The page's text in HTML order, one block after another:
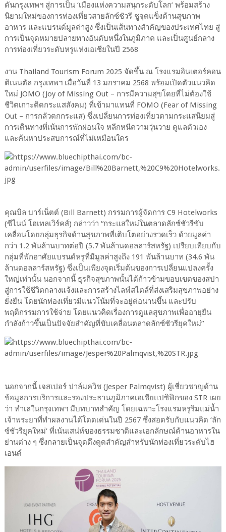
ดันกรุงเทพฯ สู่การเป็น ‘เมืองแห่งความสนุกระดับโลก’ พร้อมสร้าง
นิยามใหม่ของการท่องเที่ยวสายลักซ์ชัวรี ชูจุดแข็งด้านสุขภาพ
อาหาร และแบรนด์มูลค่าสูง ซึ่งเป็นเส้นทางสำคัญของประเทศไทย สู่
การเป็นจุดหมายปลายทางอันดับหนึ่งในภูมิภาค และเป็นศูนย์กลาง
การท่องเที่ยวระดับหรูแห่งเอเชียในปี 2568
งาน Thailand Tourism Forum 2025 จัดขึ้น ณ โรงแรมอินเตอร์คอน
ติเนนตัล กรุงเทพฯ เมื่อวันที่ 13 มกราคม 2568 พร้อมเปิดตัวแนวคิด
ใหม่ JOMO (Joy of Missing Out – การมีความสุขโดยที่ไม่ต้องใช้
ชีวิตเกาะติดกระแสสังคม) ที่เข้ามาแทนที่ FOMO (Fear of Missing
Out – การกลัวตกกระแส) ซึ่งเปลี่ยนการท่องเที่ยวตามกระแสนิยมสู่
การเดินทางที่เน้นการพักผ่อนใจ หลีกหนีความวุ่นวาย ดูแลตัวเอง
และค้นหาประสบการณ์ที่ไม่เหมือนใคร
คุณบิล บาร์เน็ตต์ (Bill Barnett) กรรมการผู้จัดการ C9 Hotelworks
(ซีไนน์ โฮเทลเวิร์คส์) กล่าวว่า “กระแสใหม่ในตลาดลักซ์ชัวรีขับ
เคลื่อนโดยกลุ่มธุรกิจด้านสุขภาพที่เติบโตอย่างรวดเร็ว ด้วยมูลค่า
กว่า 1.2 พันล้านบาทต่อปี (5.7 พันล้านดอลลาร์สหรัฐ) เปรียบเทียบกับ
กลุ่มที่พักอาศัยแบรนด์หรูที่มีมูลค่าสูงถึง 191 พันล้านบาท (34.6 พัน
ล้านดอลลาร์สหรัฐ) ซึ่งเป็นเพียงจุดเริ่มต้นของการเปลี่ยนแปลงครั้ง
ใหญ่เท่านั้น นอกจากนี้ ธุรกิจสุขภาพนั้นได้ก้าวข้ามขอบเขตของสปา
สู่การใช้ชีวิตกลางแจ้งและการสร้างไลฟ์สไตล์ที่ส่งเสริมสุขภาพอย่าง
ยั่งยืน โดยนักท่องเที่ยวมีแนวโน้มที่จะอยู่ต่อนานขึ้น และปรับ
พฤติกรรมการใช้จ่าย โดยแนวคิดเรื่องการดูแลสุขภาพเพื่ออายุยืน
กำลังก้าวขึ้นเป็นปัจจัยสำคัญที่ขับเคลื่อนตลาดลักซ์ชัวรียุคใหม่”
นอกจากนี้ เจสเปอร์ ปาล์มควิช (Jesper Palmqvist) ผู้เชี่ยวชาญด้าน
ข้อมูลการบริการและรองประธานภูมิภาคเอเชียแปซิฟิกของ STR เผย
ว่า ทำเลในกรุงเทพฯ มีบทบาทสำคัญ โดยเฉพาะโรงแรมหรูริมแม่น้ำ
เจ้าพระยาที่ทำผลงานได้โดดเด่นในปี 2567 ซึ่งสอดรับกับแนวคิด ‘ลัก
ซ์ชัวรียุคใหม่’ ที่เน้นเสน่ห์ของธรรมชาติและเอกลักษณ์ด้านอาหารใน
ย่านต่าง ๆ ซึ่งกลายเป็นจุดดึงดูดสำคัญสำหรับนักท่องเที่ยวระดับไฮ
เอนด์